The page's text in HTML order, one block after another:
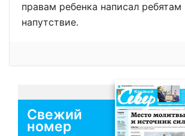
правам ребенка написал
напутствие.
Свежий
номер